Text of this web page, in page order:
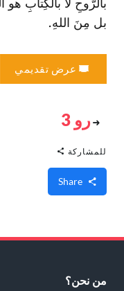
بالرّوحِ لا بالكِتابِ
بل مِنَ اللهِ.
عرض تقديمي
رو 3
للمشاركة
من نحن؟